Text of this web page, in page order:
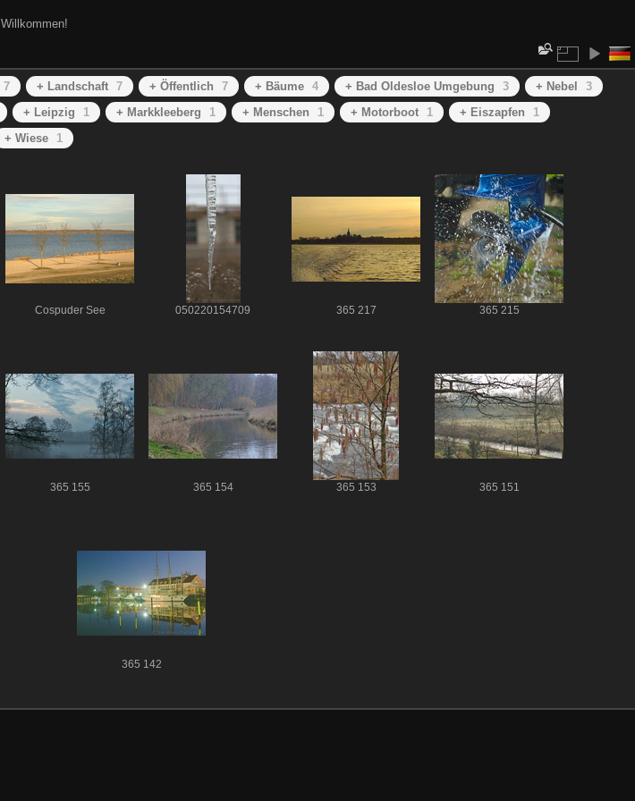
Willkommen!
7 + Landschaft 7 + Öffentlich 7 + Bäume 4 + Bad Oldesloe Umgebung 3 + Nebel
3
+ Leipzig 1 + Markkleeberg 1 + Menschen 1 + Motorboot 1 + Eiszapfen
1
+ Wiese 1
Cospuder See 050220154709 365 217 365 215
365 155 365 154 365 153 365 151
365 142